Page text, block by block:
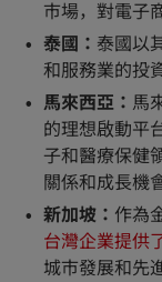
市場，對電子
泰國： 泰國以
和服務業的投
馬來西亞： 馬
的理想啟動平
子和醫療保健
關係和成長機會
新加坡： 作為
台灣企業提供
城市發展和先